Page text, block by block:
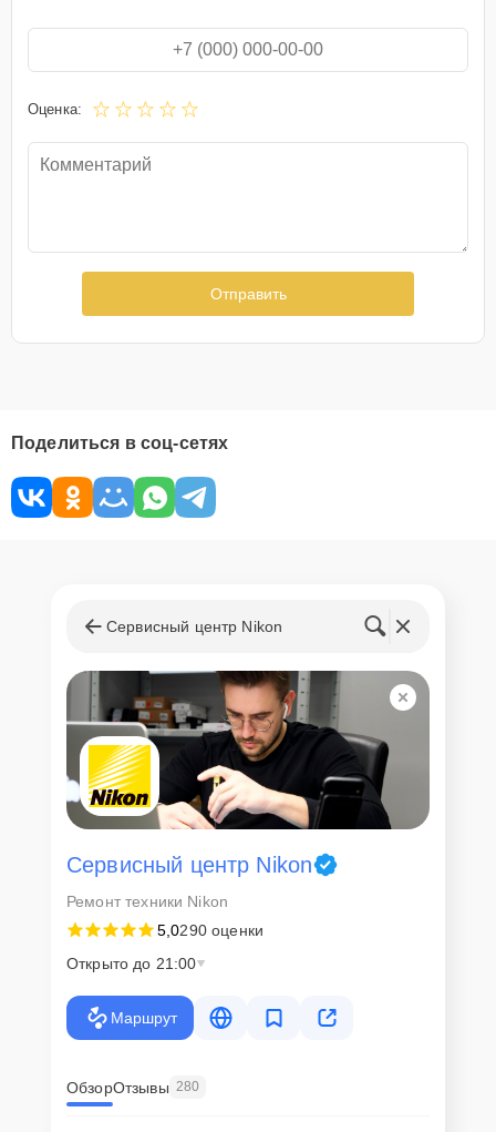
Оценка:
Отправить
Поделиться в соц-сетях
Сервисный центр Nikon
Сервисный центр Nikon
Ремонт техники Nikon
5,0290 оценки
Открыто до 21:00
Маршрут
ОбзорОтзывы 280